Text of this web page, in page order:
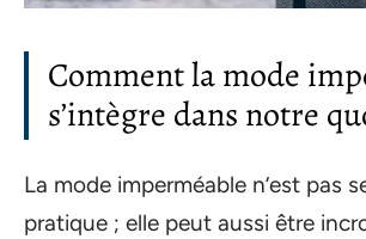
Comment la mode
s’intègre dans notre
La mode imperméable n’est pas
pratique ; elle peut aussi être